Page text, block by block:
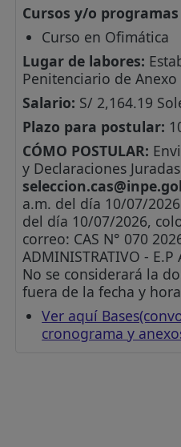
Cursos y/o
Curso en Ofimática
Lugar de labores:
Penitenciario de
Salario: S/ 2,164.19
Plazo para postular:
CÓMO POSTULAR:
y Declaraciones
a.m. del día 10/07/
del día 10/07/2026,
correo: CAS N° 070
ADMINISTRATIVO - E.P
No se considerará la
fuera de la fecha y
Ver aquí
cronograma y